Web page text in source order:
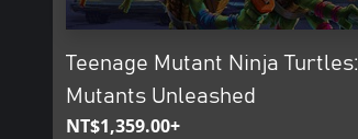
Teenage Mutant Ninja Turtles:
Mutants Unleashed
NT$1,359.00+